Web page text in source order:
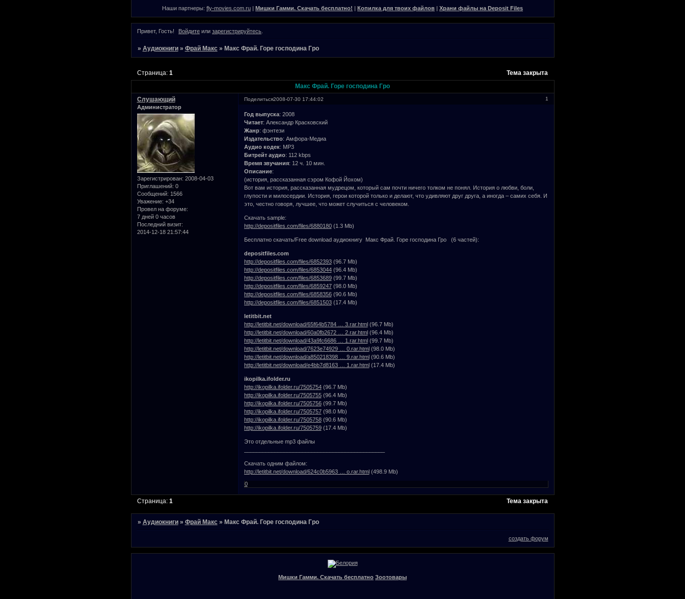
Наши партнеры: fly-movies.com.ru Мишки Гамми. Скачать бесплатно! Копилка для твоих файлов Храни файлы на Deposit Files
Привет, Гость! Войдите или зарегистрируйтесь
» Аудиокниги » Фрай Макс » Макс Фрай. Горе господина Гро
Макс Фрай. Горе господина Гро
Страница: 1 Тема закрыта
Поделиться 1
2008-07-30 17:44:02
Слушающий
Администратор
Зарегистрирован: 2008-04-03
Приглашений: 0
Сообщений: 1566
Уважение: +34
Провел на форуме:
7 дней 0 часов
Последний визит:
2014-12-18 21:57:44
Год выпуска: 2008
Читает: Александр Красковский
Жанр: фэнтези
Издательство: Амфора-Медиа
Аудио кодек: MP3
Битрейт аудио: 112 kbps
Время звучания: 12 ч. 10 мин.
Описание:
(история, рассказанная сэром Кофой Йохом)
Вот вам история, рассказанная мудрецом, который сам почти ничего толком не понял. История о любви, боли,
глупости и милосердии. История, герои которой только и делают, что удивляют друг друга, а иногда – самих себя. И
это, честно говоря, лучшее, что может случиться с человеком.
Скачать sample:
http://depositfiles.com/files/6880180(1.3 Mb)
Бесплатно скачать/Free download аудиокнигу Макс Фрай. Горе господина Гро (6 частей):
depositfiles.com
http://depositfiles.com/files/6852393(96.7 Mb)
http://depositfiles.com/files/6853044(96.4 Mb)
http://depositfiles.com/files/6853689(99.7 Mb)
http://depositfiles.com/files/6859247(98.0 Mb)
http://depositfiles.com/files/6858356(90.6 Mb)
http://depositfiles.com/files/6851503(17.4 Mb)
letitbit.net
http://letitbit.net/download/65f64b5784 … 3.rar.html(96.7 Mb)
http://letitbit.net/download/60a0fb2672 … 2.rar.html(96.4 Mb)
http://letitbit.net/download/43a9fc6686 … 1.rar.html(99.7 Mb)
http://letitbit.net/download/7623e74929 … 0.rar.html(98.0 Mb)
http://letitbit.net/download/a850218398 … 9.rar.html(90.6 Mb)
http://letitbit.net/download/e4bb7d8163 … 1.rar.html(17.4 Mb)
ikopilka.ifolder.ru
http://ikopilka.ifolder.ru/7505754(96.7 Mb)
http://ikopilka.ifolder.ru/7505755(96.4 Mb)
http://ikopilka.ifolder.ru/7505756(99.7 Mb)
http://ikopilka.ifolder.ru/7505757(98.0 Mb)
http://ikopilka.ifolder.ru/7505758(90.6 Mb)
http://ikopilka.ifolder.ru/7505759(17.4 Mb)
Это отдельные mp3 файлы
Скачать одним файлом:
http://letitbit.net/download/624c0b5963 … o.rar.html(498.9 Mb)
0
Тема закрыта
Страница: 1
» Аудиокниги » Фрай Макс » Макс Фрай. Горе господина Гро
создать форум
Мишки Гамми. Скачать бесплатно Зоотовары